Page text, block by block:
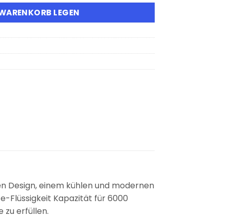
LEGEN
Design, einem kühlen und modernen
Flüssigkeit Kapazität für 6000
zu erfüllen.